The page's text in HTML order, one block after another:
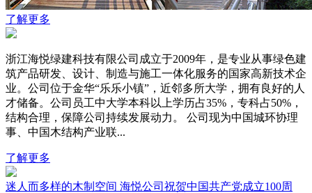
了解更多
浙江海悦绿建科技有限公司成立于2009年，是专业从事绿色建
筑产品研发、设计、制造与施工一体化服务的国家高新技术企
业。公司位于金华“乐乐小镇”，近邻多所大学，拥有良好的人
才储备。公司员工中大学本科以上学历占35%，专科占50%，
结构合理，保障公司持续发展动力。 公司现为中国城环协理
事、中国木结构产业联...
了解更多
迷人而多样的木制空间 海悦公司祝贺中国共产党成立100周